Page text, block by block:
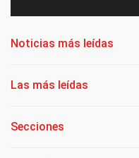
Noticias más leídas
Las más leídas
Secciones